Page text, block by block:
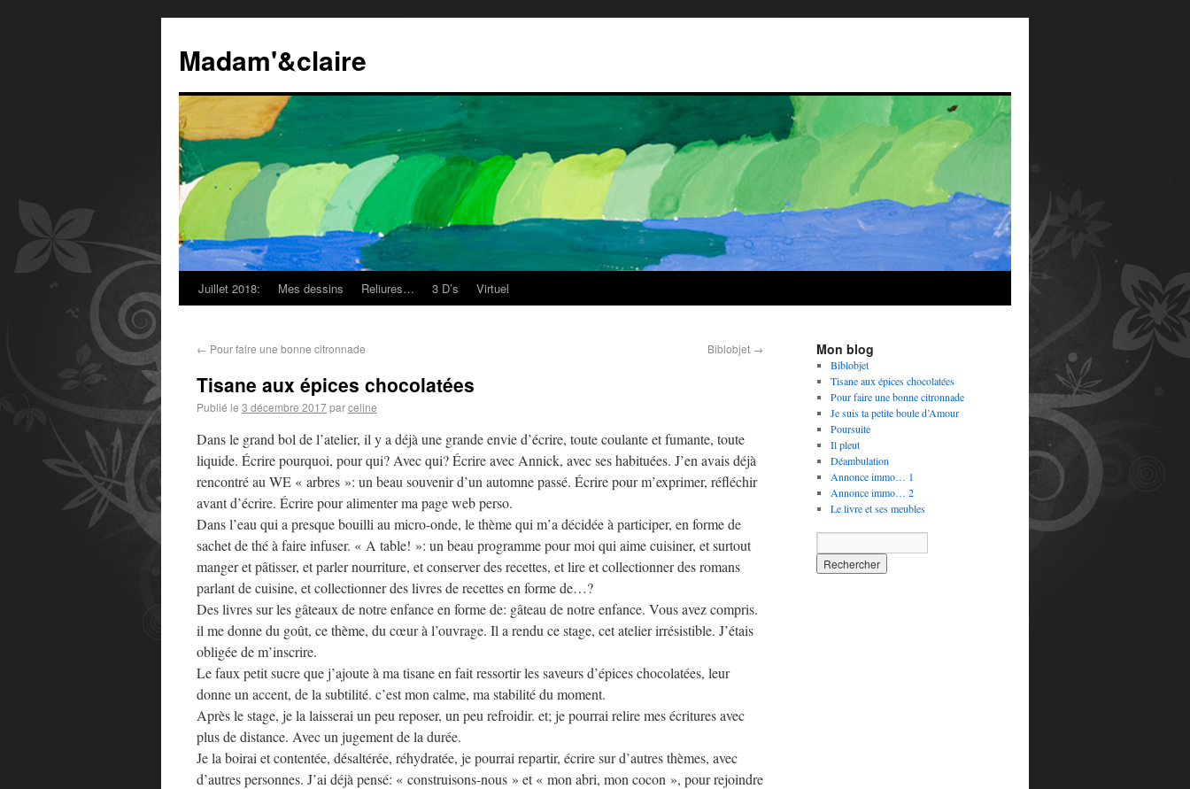
Madam'&claire
Juillet 2018: Mes dessins Reliures… 3 D’s Virtuel
← Pour faire une bonne citronnade Biblobjet →
Tisane aux épices chocolatées
Publié le 3 décembre 2017parceline
Dans le grand bol de l’atelier, il y a déjà une grande envie d’écrire, toute coulante et fumante, toute
liquide. Écrire pourquoi, pour qui? Avec qui? Écrire avec Annick, avec ses habituées. J’en avais déjà
rencontré au WE « arbres »: un beau souvenir d’un automne passé. Écrire pour m’exprimer, réfléchir
avant d’écrire. Écrire pour alimenter ma page web perso.
Dans l’eau qui a presque bouilli au micro-onde, le thème qui m’a décidée à participer, en forme de
sachet de thé à faire infuser. « A table! »: un beau programme pour moi qui aime cuisiner, et surtout
manger et pâtisser, et parler nourriture, et conserver des recettes, et lire et collectionner des romans
parlant de cuisine, et collectionner des livres de recettes en forme de…?
Des livres sur les gâteaux de notre enfance en forme de: gâteau de notre enfance. Vous avez compris.
il me donne du goût, ce thème, du cœur à l’ouvrage. Il a rendu ce stage, cet atelier irrésistible. J’étais
obligée de m’inscrire.
Le faux petit sucre que j’ajoute à ma tisane en fait ressortir les saveurs d’épices chocolatées, leur
donne un accent, de la subtilité. c’est mon calme, ma stabilité du moment.
Après le stage, je la laisserai un peu reposer, un peu refroidir. et; je pourrai relire mes écritures avec
plus de distance. Avec un jugement de la durée.
Je la boirai et contentée, désaltérée, réhydratée, je pourrai repartir, écrire sur d’autres thèmes, avec
d’autres personnes. J’ai déjà pensé: « construisons-nous » et « mon abri, mon cocon », pour rejoindre
Mon blog
Biblobjet
Tisane aux épices chocolatées
Pour faire une bonne citronnade
Je suis ta petite boule d’Amour
Poursuite
Il pleut
Déambulation
Annonce immo… 1
Annonce immo… 2
Le livre et ses meubles